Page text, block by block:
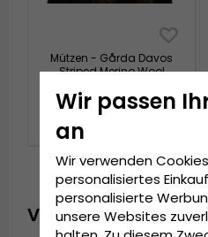
Mützen - Gårda Davos
Striped Merino Wool
€49.99
VOR KURZEM
Wir passen
an
Wir verwenden
personalisiertes
personalisierte
unsere Websites